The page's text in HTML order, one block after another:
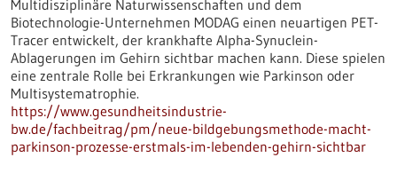
Multidisziplinäre Naturwissenschaften und dem
Biotechnologie-Unternehmen MODAG einen neuartigen PET-
Tracer entwickelt, der krankhafte Alpha-Synuclein-
Ablagerungen im Gehirn sichtbar machen kann. Diese spielen
eine zentrale Rolle bei Erkrankungen wie Parkinson oder
Multisystematrophie.
https://www.gesundheitsindustrie-
bw.de/fachbeitrag/pm/neue-bildgebungsmethode-macht-
parkinson-prozesse-erstmals-im-lebenden-gehirn-sichtbar